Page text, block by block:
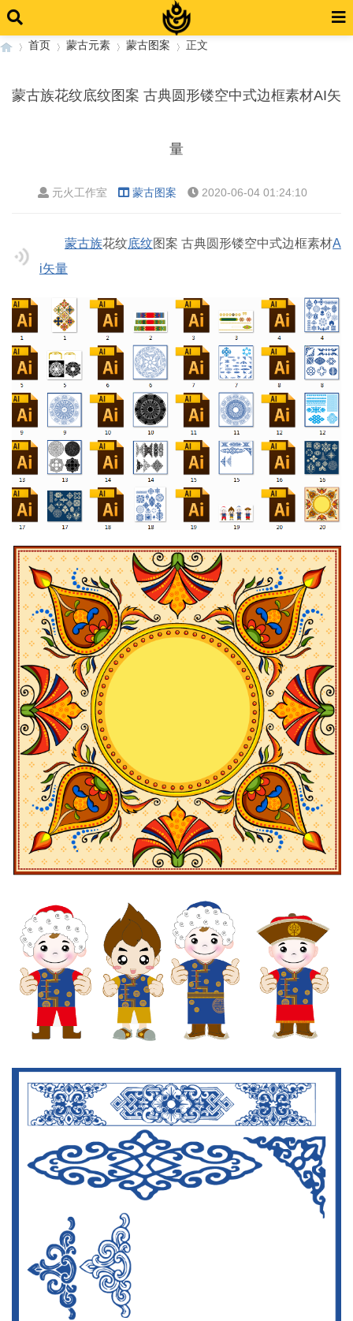
首页 蒙古元素 蒙古图案 正文
蒙古族花纹底纹图案 古典圆形镂空中式边框素材AI矢
量
元火工作室 蒙古图案 2020-06-04 01:24:10
蒙古族花纹底纹图案 古典圆形镂空中式边框素材A
i矢量